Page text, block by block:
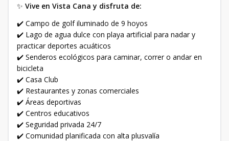
✨ Vive en Vista Cana y disfruta de:
✔️ Campo de golf iluminado de 9 hoyos
✔️ Lago de agua dulce con playa artificial para nadar y
practicar deportes acuáticos
✔️ Senderos ecológicos para caminar, correr o andar en
bicicleta
✔️ Casa Club
✔️ Restaurantes y zonas comerciales
✔️ Áreas deportivas
✔️ Centros educativos
✔️ Seguridad privada 24/7
✔️ Comunidad planificada con alta plusvalía